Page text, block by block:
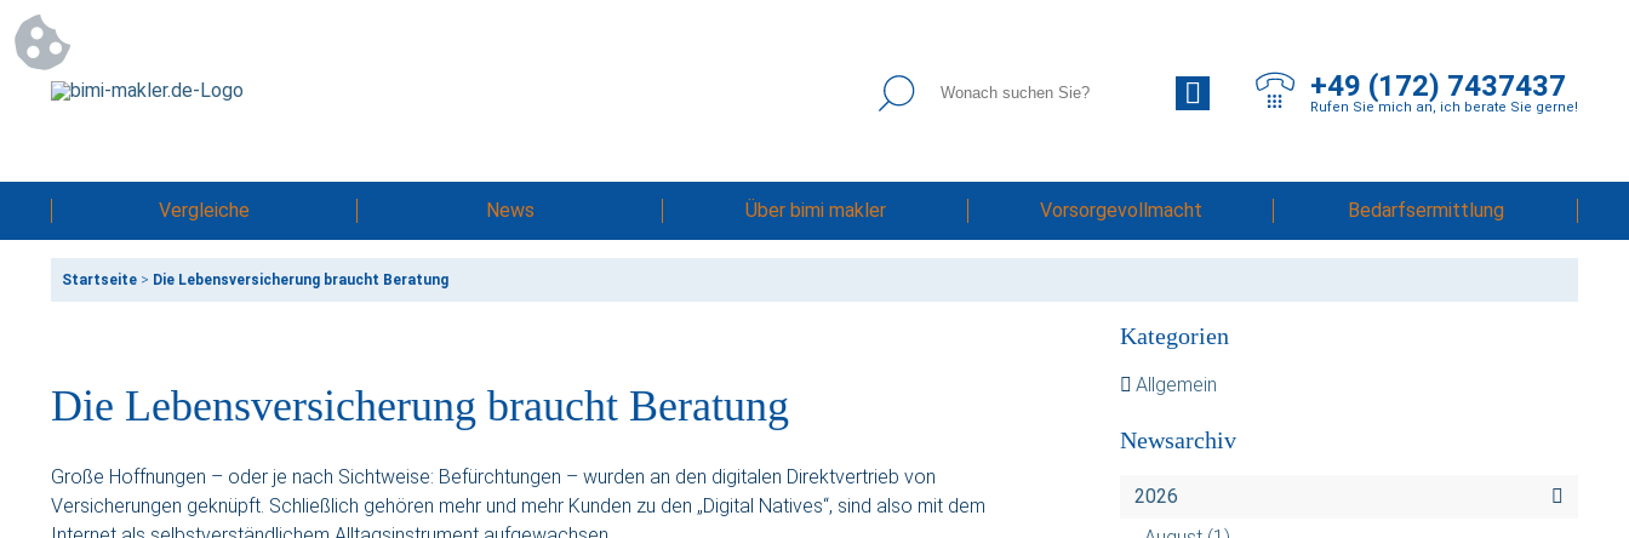
+49 (172) 7437437
Rufen Sie mich an, ich berate Sie gerne!
Vergleiche News Über bimi makler Vorsorgevollmacht Bedarfsermittlung
Startseite > Die Lebensversicherung braucht Beratung
Die Lebensversicherung braucht Beratung
Große Hoffnungen – oder je nach Sichtweise: Befürchtungen – wurden an den digitalen Direktvertrieb von
Versicherungen geknüpft. Schließlich gehören mehr und mehr Kunden zu den „Digital Natives“, sind also mit dem
Kategorien
Allgemein
Newsarchiv
2026